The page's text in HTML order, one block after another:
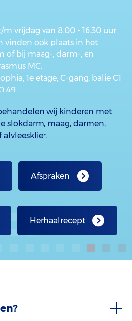
m vrijdag van 8.00 - 16.30 uur.
vinden ook plaats in het
of bij maag-, darm-, en
MC.
1e etage, C-gang, balie C1
49
wij kinderen met
slokdarm, maag, darmen,
alvleesklier.
Afspraken
Herhaalrecept